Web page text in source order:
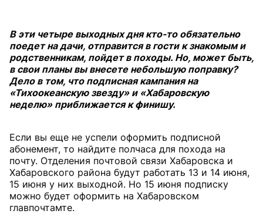
В эти четыре выходных дня кто-то обязательно
поедет на дачи, отправится в гости к знакомым и
родственникам, пойдет в походы. Но, может быть,
в свои планы вы внесете небольшую поправку?
Дело в том, что подписная кампания на
«Тихоокеанскую звезду» и «Хабаровскую
неделю» приближается к финишу.
Если вы еще не успели оформить подписной
абонемент, то найдите полчаса для похода на
почту. Отделения почтовой связи Хабаровска и
Хабаровского района будут работать 13 и 14 июня,
15 июня у них выходной. Но 15 июня подписку
можно будет оформить на Хабаровском
главпочтамте.